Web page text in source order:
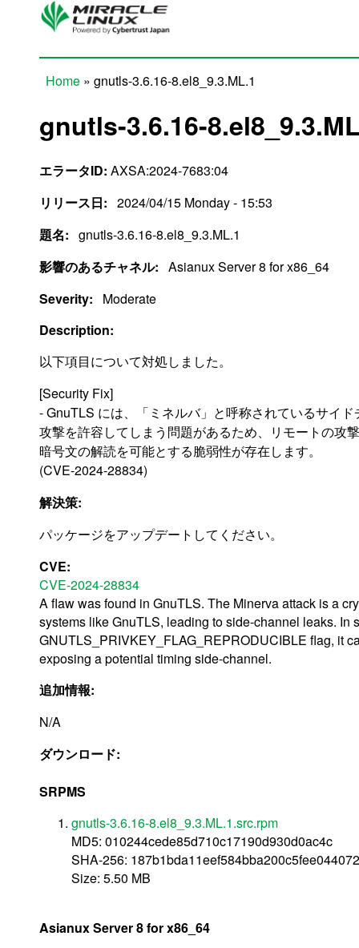
Skip to main content
Home » gnutls-3.6.16-8.el8_9.3.ML.1
gnutls-3.6.16-
エラータID: AXSA:2024-7683:04
リリース日: 2024/04/15 Monday - 15:53
題名: gnutls-3.6.16-8.el8_9.3.ML.1
影響のあるチャネル: Asianux Server 8 for x86_64
Severity:
Moderate
Description:
以下項目について対処しました。
[Security Fix]
- GnuTLS には、「ミネルバ」と呼称されているサイド
攻撃を許容してしまう問題があるため、リモートの攻
暗号文の解読を可能とする脆弱性が存在します。
(CVE-2024-28834)
解決策:
パッケージをアップデートしてください。
CVE:
CVE-2024-28834
A flaw was found in GnuTLS. The Minerva attack is a
systems like GnuTLS, leading to side-channel leaks.
GNUTLS_PRIVKEY_FLAG_REPRODUCIBLE flag, it
exposing a potential timing side-channel.
追加情報:
N/A
ダウンロード:
SRPMS
gnutls-3.6.16-8.el8_9.3.ML.1.src.rpm
MD5: 010244cede85d710c17190d930d0ac4c
SHA-256:
Size: 5.50 MB
Asianux Server 8 for x86_64